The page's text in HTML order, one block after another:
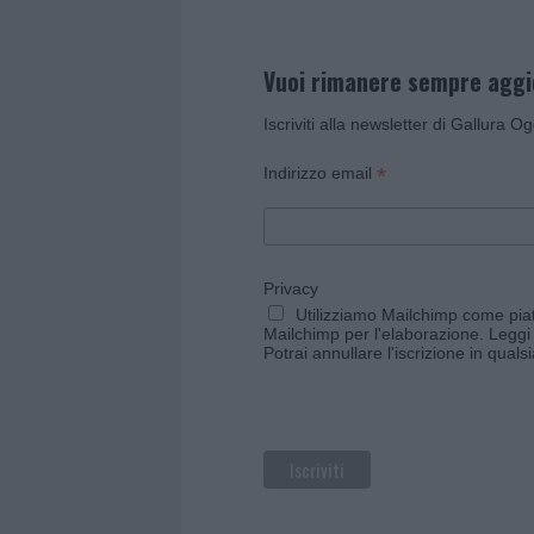
Vuoi rimanere sempre
Iscriviti alla newsletter di Gallura
Indirizzo email *
Privacy
Utilizziamo Mailchimp come
Mailchimp per l'elaborazione.
Potrai annullare l'iscrizione in